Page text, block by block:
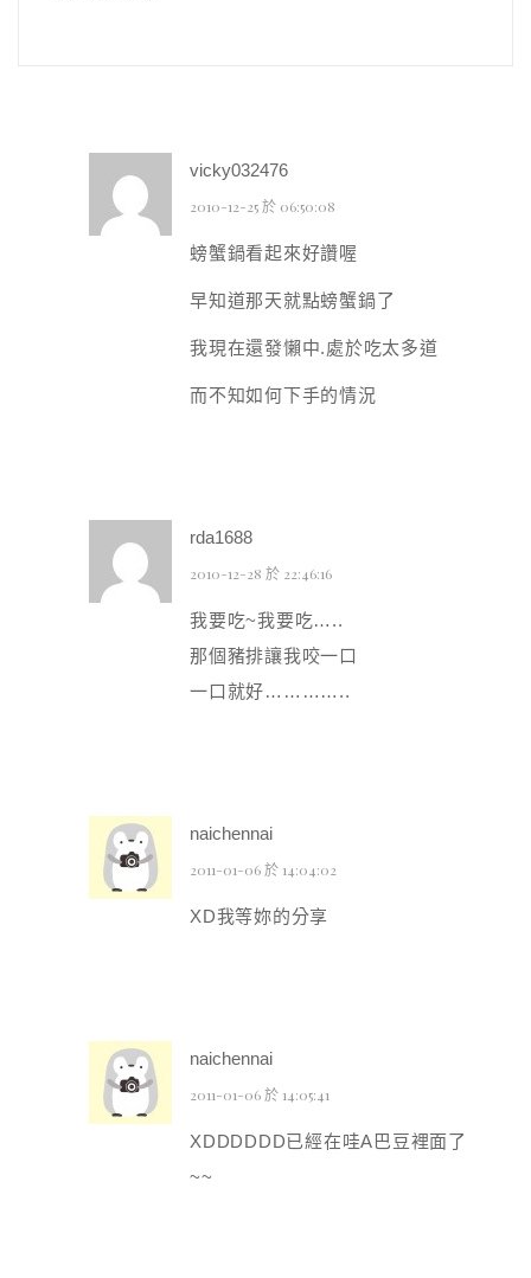
vicky032476
2010-12-25 於 06:50:08
螃蟹鍋看起來好讚喔
早知道那天就點螃蟹鍋了
我現在還發懶中.處於吃太多道
而不知如何下手的情況
rda1688
2010-12-28 於 22:46:16
我要吃~我要吃…..
那個豬排讓我咬一口
一口就好…………..
naichennai
2011-01-06 於 14:04:02
XD我等妳的分享
naichennai
2011-01-06 於 14:05:41
XDDDDDD已經在哇A巴豆裡面了
~~